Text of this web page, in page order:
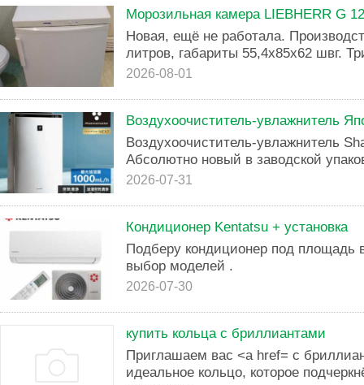
Морозильная камера LIEBHERR G
Новая, ещё не работала.
литров, габариты 55,4х85х62 швг.
2026-08-01
Воздухоочиститель-увлажнитель
Воздухоочиститель-увлажнитель
Абсолютно нoвый в заводской
2026-07-31
Кондиционер Kentatsu + установка
Подберу кондиционер под
выбор моделей .
2026-07-30
купить кольца с бриллиантами
Приглашаем вас <a href= с
идеальное кольцо, которое